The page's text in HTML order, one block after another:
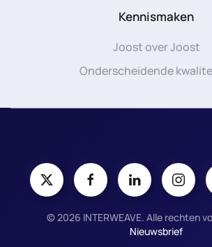
Kennismaken
Joost over Joost
Onderscheidende
©2026 INTERWEAVE. Alle rechten
Nieuwsbrief